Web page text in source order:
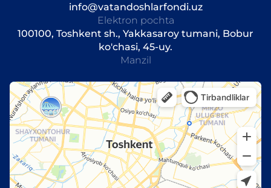
info@vatandoshlarfondi.uz
Elektron pochta
100100, Toshkent sh., Yakkasaroy tumani, Bobur
ko'chasi, 45-uy.
Manzil